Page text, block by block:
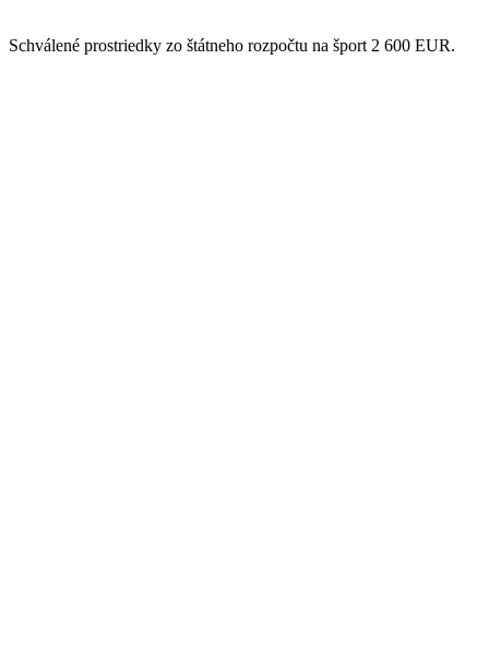
Schválené prostriedky zo štátneho rozpočtu na šport 2 600 EUR.